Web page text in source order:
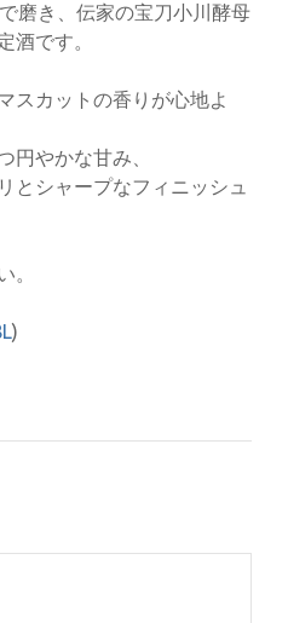
磨き、伝家の宝刀小川酵母
酒です。
スカットの香りが心地よ
円やかな甘み、
とシャープなフィニッシュ
。
)